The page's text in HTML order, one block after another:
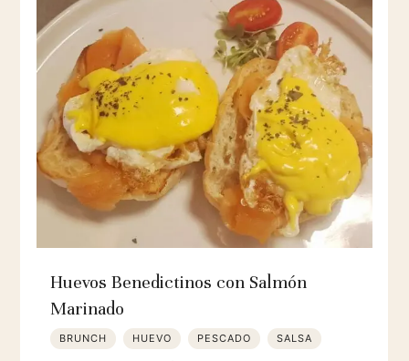
Huevos Benedictinos con Salmón
Marinado
BRUNCH HUEVO PESCADO SALSA